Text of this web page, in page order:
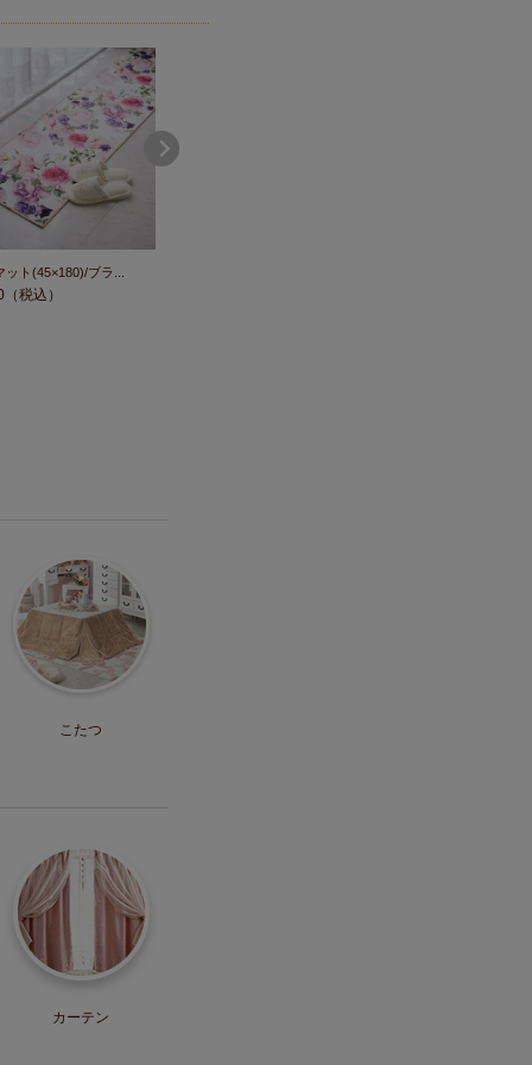
ット(45×180)/ブラ...
（税込）
こたつ
カーテン